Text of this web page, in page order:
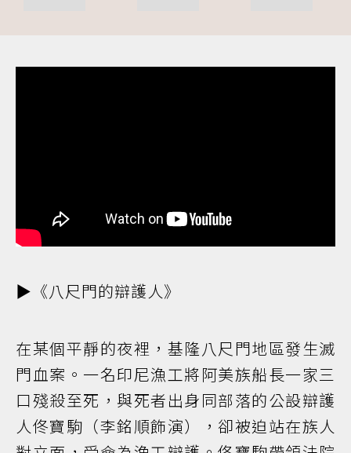
▶️《八尺門的辯護人》
在某個平靜的夜裡，基隆八尺門地區發生滅
門血案。一名印尼漁工將阿美族船長一家三
口殘殺至死，與死者出身同部落的公設辯護
人佟寶駒（李銘順飾演），卻被迫站在族人